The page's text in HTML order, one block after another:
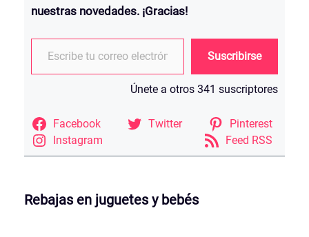
nuestras novedades. ¡Gracias!
Escribe tu correo electrónico…
Suscribirse
Únete a otros 341 suscriptores
Facebook Twitter
Pinterest
Instagram
Feed RSS
Rebajas en juguetes y bebés